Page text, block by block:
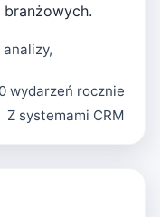
wydarzeń rocznie
Z systemami CRM